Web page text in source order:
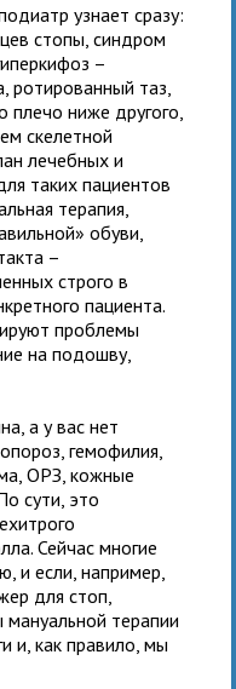
узнает сразу:
стопы, синдром
–
ротированный таз,
ниже другого,
скелетной
лечебных и
таких пациентов
терапия,
обуви,
–
строго в
пациента.
проблемы
на подошву,
а у вас нет
гемофилия,
ОРЗ, кожные
сути, это
Сейчас многие
и если, например,
для стоп,
терапии
и, как правило, мы